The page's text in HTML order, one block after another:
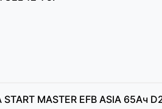
MASTER EFB ASIA 65Ач